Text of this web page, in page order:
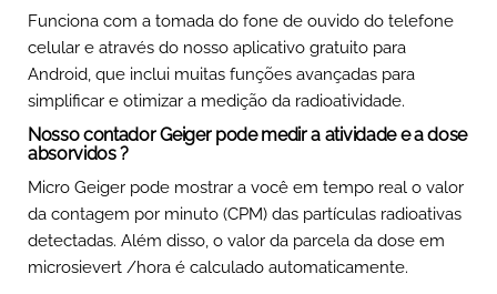
Funciona com a tomada do fone de ouvido do telefone
celular e através do nosso aplicativo gratuito para
Android, que inclui muitas funções avançadas para
simplificar e otimizar a medição da radioatividade.
Nosso contador Geiger pode medir a atividade e a dose
absorvidos ?
Micro Geiger pode mostrar a você em tempo real o valor
da contagem por minuto (CPM) das partículas radioativas
detectadas. Além disso, o valor da parcela da dose em
microsievert /hora é calculado automaticamente.